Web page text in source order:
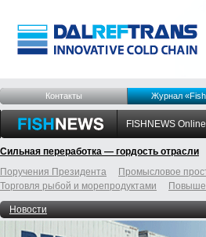
Контакты Журнал
FISHNEWS Online
Сильная переработка — гордость отрасли
Поручения Президента
Промысловое
Торговля рыбой и морепродуктами
Новости